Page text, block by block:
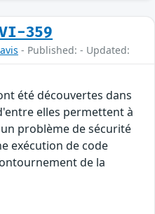
359
- Published: - Updated:
été découvertes dans
elles permettent à
problème de sécurité
exécution de code
de la